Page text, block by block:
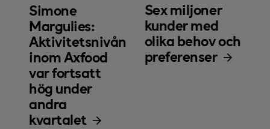
Simone
Margulies:
Aktivitetsnivån
inom Axfood
var fortsatt
hög under
andra
kvartalet
Sex miljoner
kunder med
olika behov och
preferenser